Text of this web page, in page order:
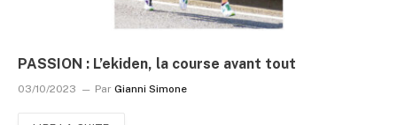
PASSION : L’ekiden, la course avant tout
03/10/2023 Par Gianni Simone